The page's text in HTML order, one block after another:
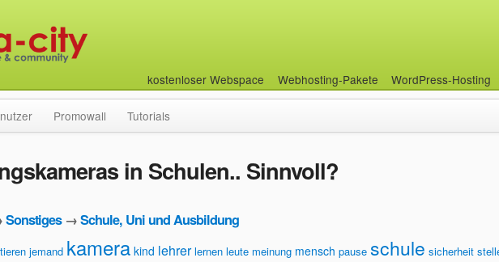
kostenloser Webspace Webhosting-Pakete WordPress-Hosting
Promowall Tutorials
in Schulen.. Sinnvoll?
Sonstiges→Schule, Uni und Ausbildung
jemand kamera kind lehrer lernen leute meinung mensch pause schule sicherheit